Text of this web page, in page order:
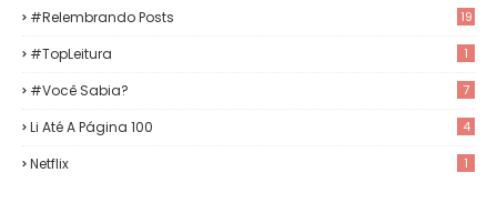
#Relembrando Posts 19
#TopLeitura 1
#Você Sabia? 7
Li Até A Página 100 4
Netflix 1